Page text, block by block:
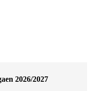
2026/2027